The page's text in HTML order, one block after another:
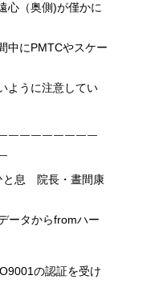
心（奥側)が僅かに
中にPMTCやスケー
ように注意してい
￣￣￣￣￣￣￣￣
と息 院長・晝間康
ータからfromハー
の認証を受け